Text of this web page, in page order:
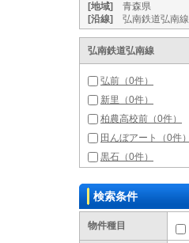
[地域]
青森県
[沿線]
弘南鉄道弘南線
弘南鉄道弘南線
弘前（0件）
新里（0件）
柏農高校前（0件）
田んぼアート（0件）
黒石（0件）
検索条件
物件種目